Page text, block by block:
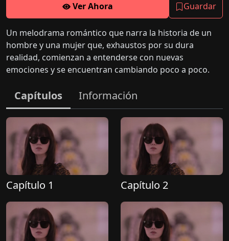
Ver Ahora Guardar
Un melodrama romántico que narra la historia de un
hombre y una mujer que, exhaustos por su dura
realidad, comienzan a entenderse con nuevas
emociones y se encuentran cambiando poco a poco.
Capítulos Información
Capítulo 1 Capítulo 2